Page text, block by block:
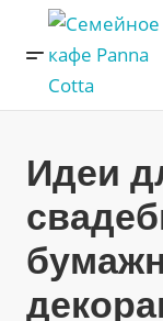
Идеи